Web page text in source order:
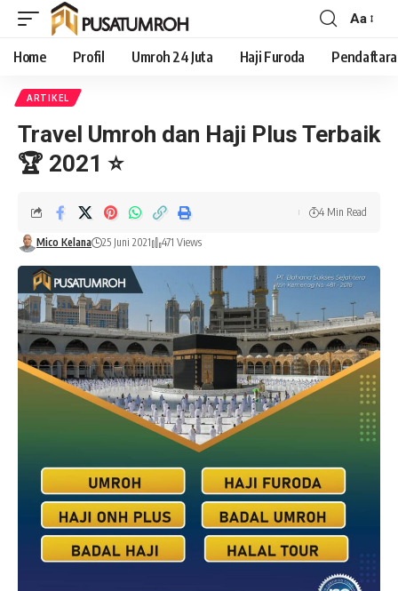
Aa
Home Profil Umroh 24 Juta Haji Furoda
ARTIKEL
Travel Umroh dan Haji Plus Terbaik
🏆️ 2021 ⭐
Mico Kelana 25 Juni 2021 471 Views
4 Min Read